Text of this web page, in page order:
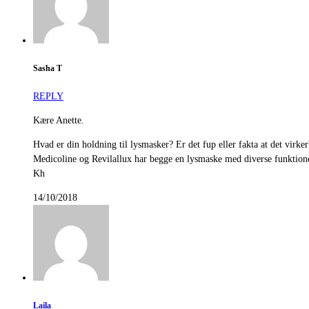
Sasha T
REPLY
Kære Anette.
Hvad er din holdning til lysmasker? Er det fup eller fakta at det
Medicoline og Revilallux har begge en lysmaske med diverse
Kh
14/10/2018
Laila